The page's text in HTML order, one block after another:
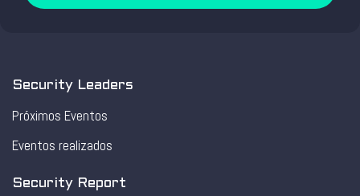
Security Leaders
Próximos Eventos
Eventos realizados
Security Report